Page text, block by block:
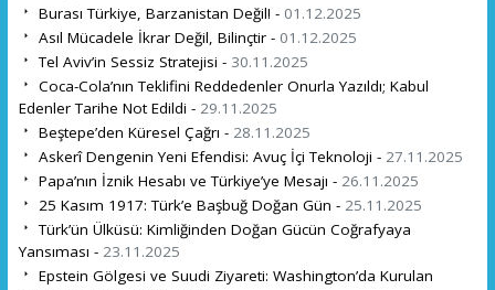
Burası Türkiye, Barzanistan Değil! - 01.12.2025
Asıl Mücadele İkrar Değil, Bilinçtir - 01.12.2025
Tel Aviv’in Sessiz Stratejisi - 30.11.2025
Coca-Cola’nın Teklifini Reddedenler Onurla Yazıldı; Kabul
Edenler Tarihe Not Edildi - 29.11.2025
Beştepe’den Küresel Çağrı - 28.11.2025
Askerî Dengenin Yeni Efendisi: Avuç İçi Teknoloji - 27.11.2025
Papa’nın İznik Hesabı ve Türkiye’ye Mesajı - 26.11.2025
25 Kasım 1917: Türk’e Başbuğ Doğan Gün - 25.11.2025
Türk’ün Ülküsü: Kimliğinden Doğan Gücün Coğrafyaya
Yansıması - 23.11.2025
Epstein Gölgesi ve Suudi Ziyareti: Washington’da Kurulan